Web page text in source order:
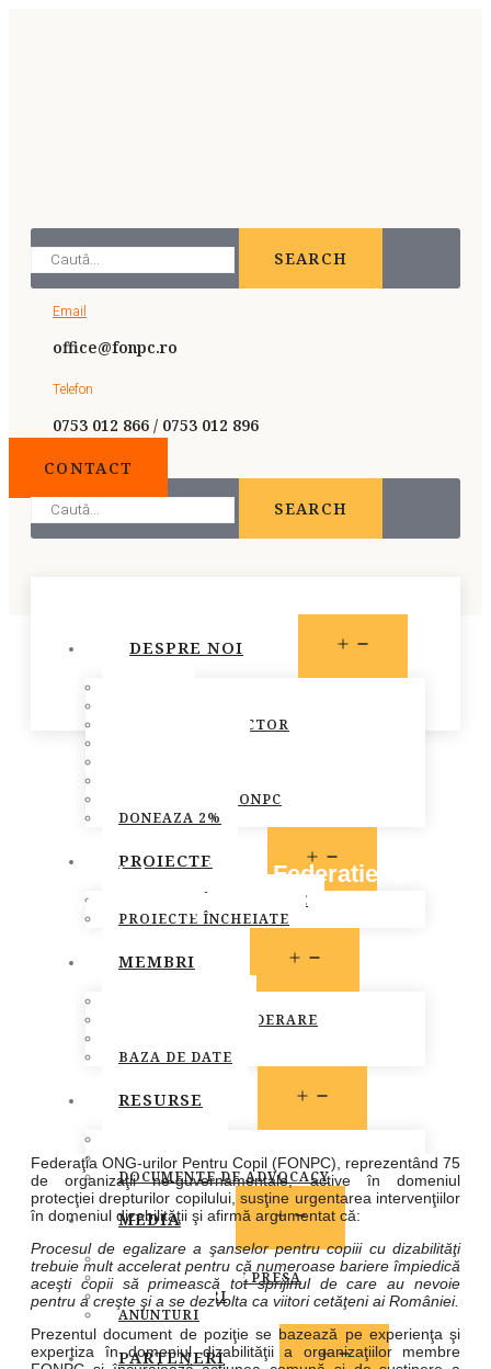
SEARCH
Email
office@fonpc.ro
Telefon
0753 012 866 / 0753 012 896
CONTACT
SEARCH
DESPRE NOI
CONSILIUL DIRECTOR
RAPOARTELE FONPC
DONEAZA 2%
PROIECTE
MENU
PROIECTE ÎN DERULARE
PROIECTE ÎNCHEIATE
MEMBRI
PROCEDURA DE ADERARE
BAZA DE DATE
RESURSE
PUBLICATII
DOCUMENTE DE ADVOCACY
MEDIA
OPEN
STIRI
COMUNICATE DE PRESA
INFO MEMBRI
ANUNTURI
PARTENERI
OPEN
Document de pozitie al Federatiei ONG-
urilor Pentru Copil
Federaţia ONG-urilor Pentru Copil (FONPC), reprezentând 75
de organizaţii ne-guvernamentale, active în domeniul
protecţiei drepturilor copilului, susţine urgentarea intervenţiilor
în domeniul dizabilităţii şi afirmă argumentat că:
Procesul de egalizare a şanselor pentru copiii cu dizabilităţi
trebuie mult accelerat pentru că numeroase bariere împiedică
aceşti copii să primească tot sprijinul de care au nevoie
pentru a creşte şi a se dezvolta ca viitori cetăţeni ai României.
Prezentul document de poziţie se bazează pe experienţa şi
expertiza în domeniul dizabilităţii a organizaţiilor membre